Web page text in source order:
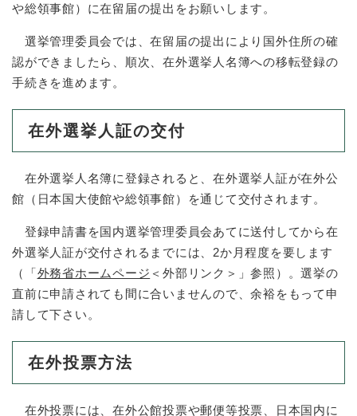
や総領事館）に在留届の提出をお願いします。
選挙管理委員会では、在留届の提出により国外住所の確
認ができましたら、順次、在外選挙人名簿への移転登録の
手続きを進めます。
在外選挙人証の交付
在外選挙人名簿に登録されると、在外選挙人証が在外公
館（日本国大使館や総領事館）を通じて交付されます。
登録申請書を国内選挙管理委員会あてに送付してから在
外選挙人証が交付されるまでには、2か月程度を要します
（「外務省ホームページ ＜外部リンク＞ 」参照）。選挙の
直前に申請されても間に合いませんので、余裕をもって申
請して下さい。
在外投票方法
在外投票には、在外公館投票や郵便等投票、日本国内に